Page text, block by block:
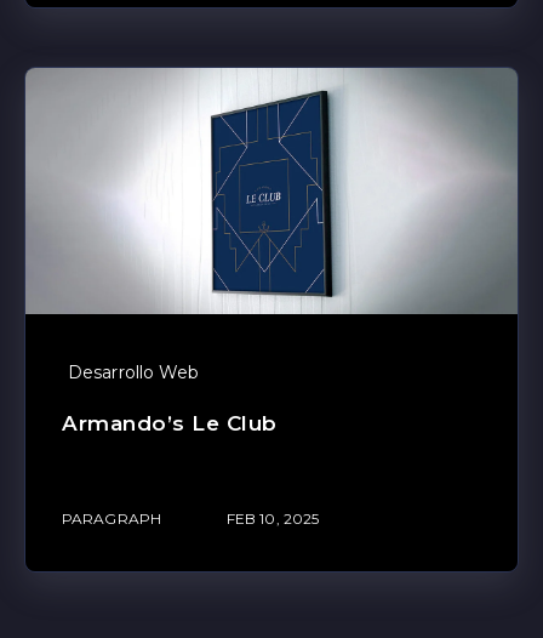
Desarrollo Web
Armando’s Le Club
PARAGRAPH FEB 10, 2025